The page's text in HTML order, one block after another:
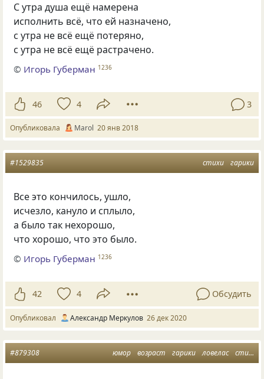
С утра душа ещё намерена
исполнить всё, что ей назначено,
с утра не всё ещё потеряно,
с утра не всё ещё растрачено.
© Игорь Губерман 1236
46 4 3
Опубликовала Маrol 20 янв 2018
стихи гарики
#1529835
Все это кончилось, ушло,
исчезло, кануло и сплыло,
а было так нехорошо,
что хорошо, что это было.
© Игорь Губерман 1236
42 4 Обсудить
Опубликовал Александр Меркулов 26 дек 2020
юмор возраст гарики ловелас стишкалики п
#879308